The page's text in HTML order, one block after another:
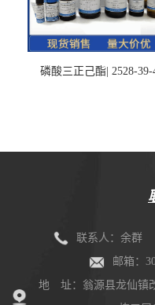
磷酸三正己酯| 2528-39-
联系人：余群
邮箱：
地 址：翁源县龙仙镇